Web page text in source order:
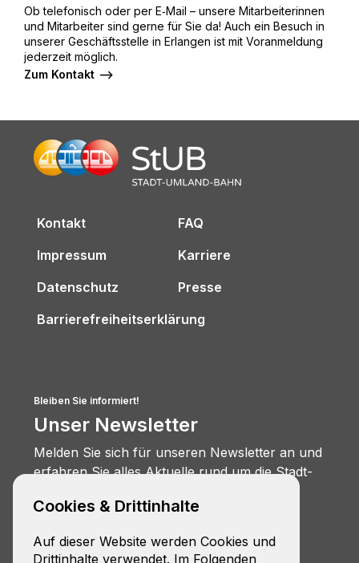
Ob telefonisch oder per E‑Mail – unsere Mitarbeiterinnen
und Mitarbeiter sind gerne für Sie da! Auch ein Besuch in
unserer Geschäftsstelle in Erlangen ist mit Voranmeldung
jederzeit möglich.
Zum Kontakt
Kontakt
FAQ
Impressum
Karriere
Datenschutz
Presse
Barrierefreiheitserklärung
Bleiben Sie informiert!
Unser Newsletter
Melden Sie sich für unseren Newsletter an und
erfahren Sie alles Aktuelle rund um die Stadt-
Cookies & Drittinhalte
Auf dieser Website werden Cookies und
Drittinhalte verwendet. Im Folgenden